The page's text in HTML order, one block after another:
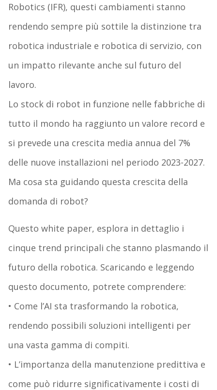
Robotics (IFR), questi cambiamenti stanno
rendendo sempre più sottile la distinzione tra
robotica industriale e robotica di servizio, con
un impatto rilevante anche sul futuro del
lavoro.
Lo stock di robot in funzione nelle fabbriche di
tutto il mondo ha raggiunto un valore record e
si prevede una crescita media annua del 7%
delle nuove installazioni nel periodo 2023-2027.
Ma cosa sta guidando questa crescita della
domanda di robot?
Questo white paper, esplora in dettaglio i
cinque trend principali che stanno plasmando il
futuro della robotica. Scaricando e leggendo
questo documento, potrete comprendere:
• Come l’AI sta trasformando la robotica,
rendendo possibili soluzioni intelligenti per
una vasta gamma di compiti.
• L’importanza della manutenzione predittiva e
come può ridurre significativamente i costi di